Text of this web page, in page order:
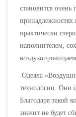
становится
принадлежностях
практически
наполнителем,
Одеяла
технологии. Они
Благодаря такой
значит не будет